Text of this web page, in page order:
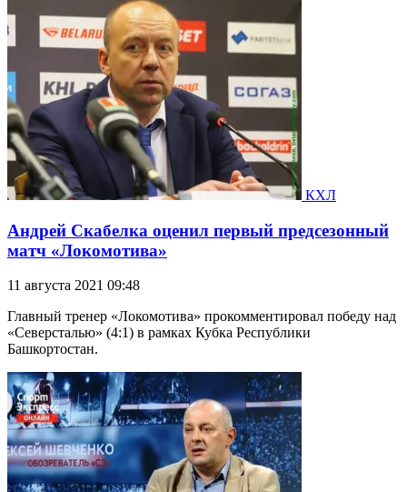
КХЛ
Андрей Скабелка оценил первый предсезонный
матч «Локомотива»
11 августа 2021 09:48
Главный тренер «Локомотива» прокомментировал победу над
«Северсталью» (4:1) в рамках Кубка Республики
Башкортостан.